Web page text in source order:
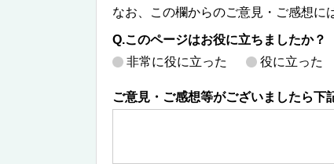
なお、この欄からのご意見・ご感想に
Q.このページはお役に立ちましたか？
非常に役に立った
役に立った
ご意見・ご感想等がございましたら下